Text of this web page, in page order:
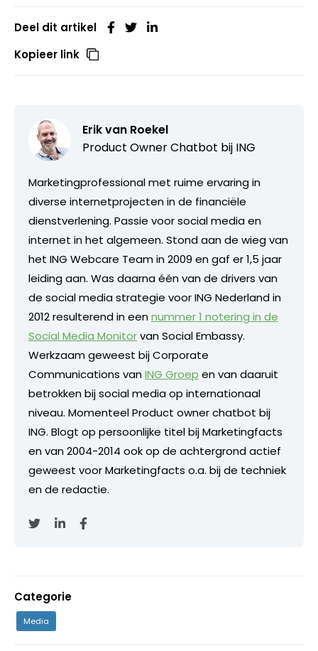
Deel dit artikel
Kopieer link
Erik van Roekel
Product Owner Chatbot bij ING
Marketingprofessional met ruime ervaring in
diverse internetprojecten in de financiële
dienstverlening. Passie voor social media en
internet in het algemeen. Stond aan de wieg van
het ING Webcare Team in 2009 en gaf er 1,5 jaar
leiding aan. Was daarna één van de drivers van
de social media strategie voor ING Nederland in
2012 resulterend in eennummer 1 notering in de
Social Media Monitorvan Social Embassy.
Werkzaam geweest bij Corporate
Communications vanING Groep en van daaruit
betrokken bij social media op internationaal
niveau. Momenteel Product owner chatbot bij
ING. Blogt op persoonlijke titel bij Marketingfacts
en van 2004-2014 ook op de achtergrond actief
geweest voor Marketingfacts o.a. bij de techniek
en de redactie.
Categorie
Media